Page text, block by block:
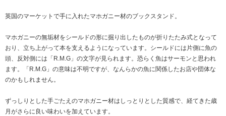
英国のマーケットで手に入れたマホガニー材のブックスタンド。
マホガニーの無垢材をシールドの形に掘り出したものが折りたたみ式となって
おり、立ち上がって本を支えるようになっています。シールドには片側に魚の
頭、反対側には「R.M.G」の文字が見られます。恐らく魚はサーモンと思われ
ます。「R.M.G」の意味は不明ですが、なんらかの魚に関係したお店や団体な
のかもしれません。
ずっしりとした手ごたえのマホガニー材はしっとりとした質感で、経てきた歳
月がさらに良い味わいを加えています。